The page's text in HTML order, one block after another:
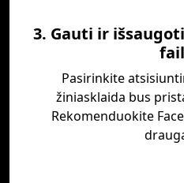
3. Gauti ir
Pasirinkite
žiniasklaida bus
Rekomenduokite